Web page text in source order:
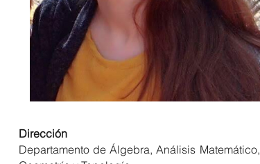
Dirección
Departamento de Álgebra, Análisis Matemático,